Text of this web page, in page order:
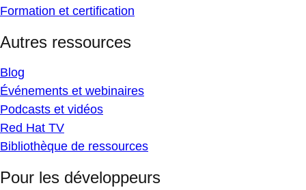
Formation et certification
Autres ressources
Blog
Événements et webinaires
Podcasts et vidéos
Red Hat TV
Bibliothèque de ressources
Pour les développeurs